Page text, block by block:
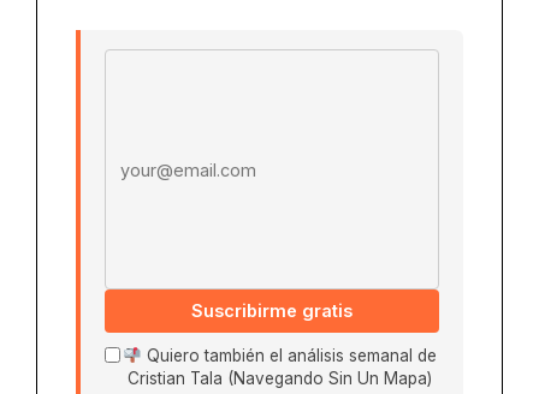
Suscribirme gratis
Quiero también el análisis semanal de
Cristian Tala (Navegando Sin Un Mapa)